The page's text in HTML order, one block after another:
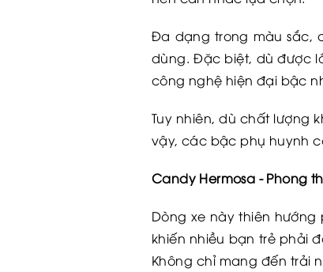
Đa dạng trong màu sắc,
dùng. Đặc biệt, dù được
công nghệ hiện đại bậc
Tuy nhiên, dù chất lượng
vậy, các bậc phụ huynh
Candy Hermosa - Phong
Dòng xe này thiên
khiến nhiều bạn trẻ phải
Không chỉ mang đến trải